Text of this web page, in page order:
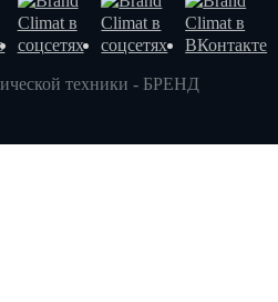
техники - БРЕНД